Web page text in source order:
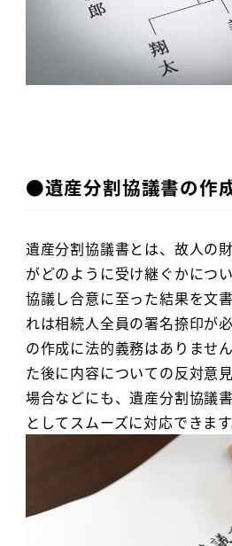
●遺産分割協議書の作
遺産分割協議書とは、故人の
がどのように受け継ぐかにつ
協議し合意に至った結果を文
れは相続人全員の署名捺印が
の作成に法的義務はありませ
た後に内容についての反対意
場合などにも、遺産分割協議
としてスムーズに対応できます